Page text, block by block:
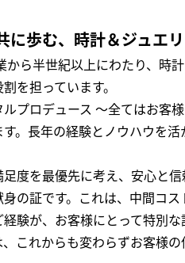
歩む、時計＆ジュエリ
ら半世紀以上にわたり、時
を担っています。
プロデュース ～全てはお客
。長年の経験とノウハウを
度を最優先に考え、安心と
の証です。これは、中間コ
験が、お客様にとって特別
これからも変わらずお客様の